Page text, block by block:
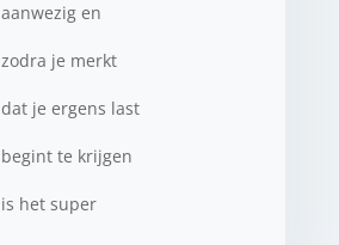
aanwezig en
zodra je merkt
dat je ergens last
begint te krijgen
is het super